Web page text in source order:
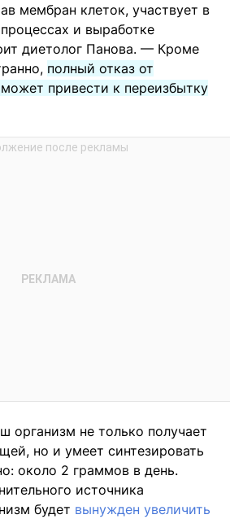
мембран клеток, участвует в
и выработке
диетолог Панова. — Кроме
полный отказ от
привести к переизбытку
организм не только получает
но и умеет синтезировать
около 2 граммов в день.
источника
будет вынужден увеличить